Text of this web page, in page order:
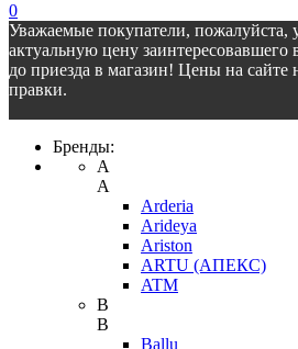
0
Уважаемые покупатели, пожалуйста,
актуальную цену заинтересовавшего
до приезда в магазин! Цены на сайте
правки.
Бренды:
A
A
Arderia
Arideya
Ariston
ARTU (АПЕКС)
ATM
B
B
Ballu